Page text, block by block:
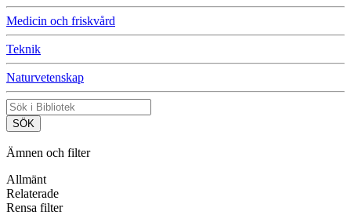
Medicin och friskvård
Teknik
Naturvetenskap
Ämnen och filter
Allmänt
Relaterade
Rensa filter